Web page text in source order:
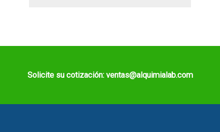
Solicite su cotización: ventas@alquimialab.com